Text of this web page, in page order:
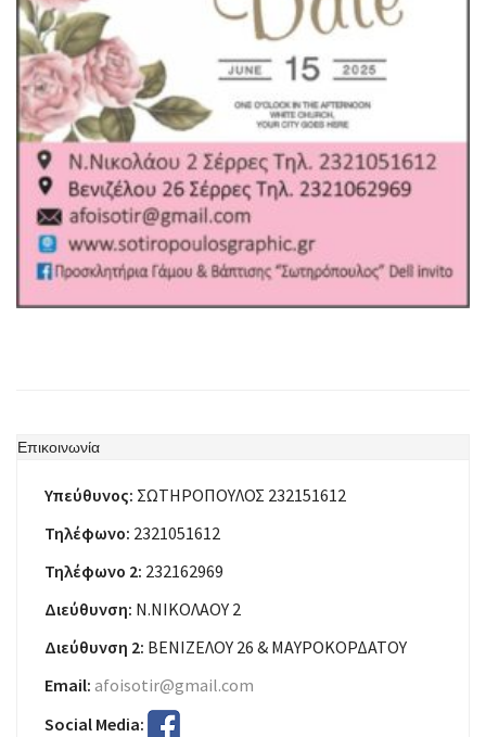
Επικοινωνία
Υπεύθυνος: ΣΩΤΗΡΟΠΟΥΛΟΣ 232151612
Τηλέφωνο: 2321051612
Τηλέφωνο 2: 232162969
Διεύθυνση: Ν.ΝΙΚΟΛΑΟΥ 2
Διεύθυνση 2: ΒΕΝΙΖΕΛΟΥ 26 & ΜΑΥΡΟΚΟΡΔΑΤΟΥ
Email: afoisotir@gmail.com
Social Media: